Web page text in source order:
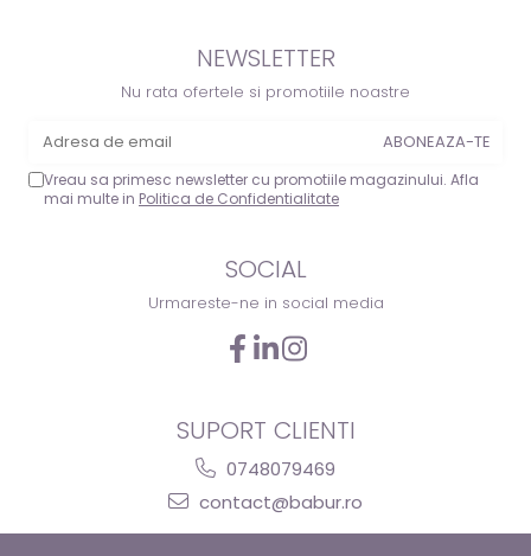
NEWSLETTER
Nu rata ofertele si promotiile noastre
Vreau sa primesc newsletter cu promotiile magazinului. Afla
mai multe in Politica de Confidentialitate
SOCIAL
Urmareste-ne in social media
SUPORT CLIENTI
0748079469
contact@babur.ro